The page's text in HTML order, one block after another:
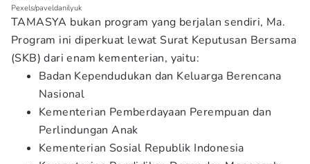
Pexels/paveldanilyuk
TAMASYA bukan program yang berjalan sendiri, Ma.
Program ini diperkuat lewat Surat Keputusan Bersama
(SKB) dari enam kementerian, yaitu:
Badan Kependudukan dan Keluarga Berencana
Nasional
Kementerian Pemberdayaan Perempuan dan
Perlindungan Anak
Kementerian Sosial Republik Indonesia